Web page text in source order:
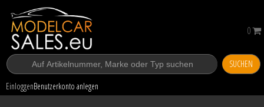
SUCHEN
EinloggenBenutzerkonto anlegen
0